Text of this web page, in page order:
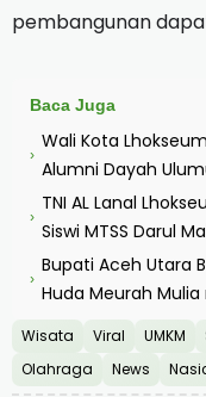
pembangunan
Baca Juga
›
Wali Kota
Alumni Dayah
›
TNI AL Lanal
Siswi MTSS Darul
›
Bupati Aceh Utara
Huda Meurah Mulia
Wisata Viral UMKM
Olahraga
News